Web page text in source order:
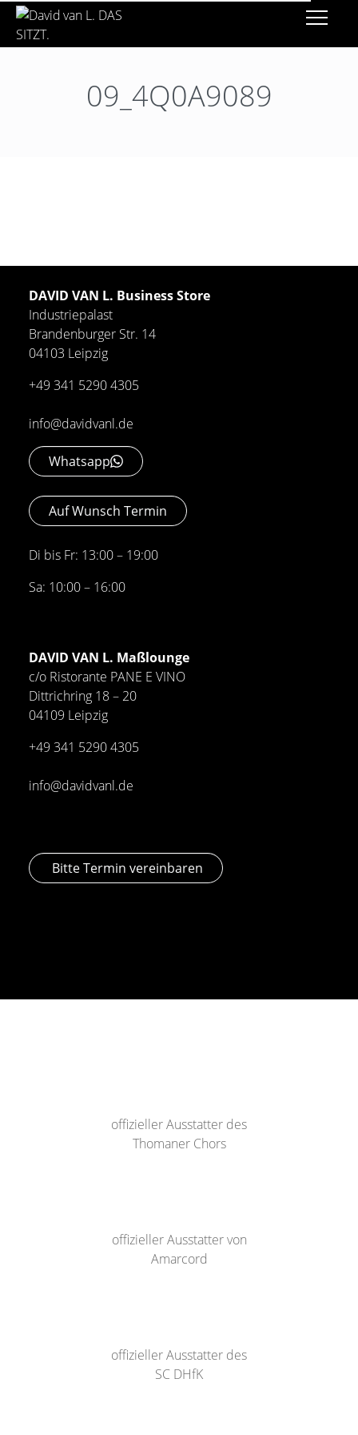
09_4Q0A9089
DAVID VAN L. Business Store
Industriepalast
Brandenburger Str. 14
04103 Leipzig
+49 341 5290 4305
info@davidvanl.de
Whatsapp
Auf Wunsch Termin
Di bis Fr: 13:00 – 19:00
Sa: 10:00 – 16:00
DAVID VAN L. Maßlounge
c/o Ristorante PANE E VINO
Dittrichring 18 – 20
04109 Leipzig
+49 341 5290 4305
info@davidvanl.de
Bitte Termin vereinbaren
offizieller Ausstatter des
Thomaner Chors
offizieller Ausstatter von
Amarcord
offizieller Ausstatter des
SC DHfK